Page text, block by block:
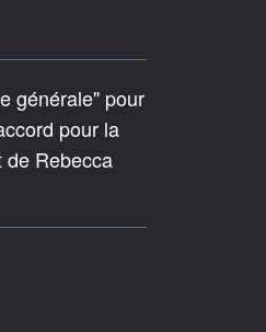
générale" pour
pour la
de Rebecca